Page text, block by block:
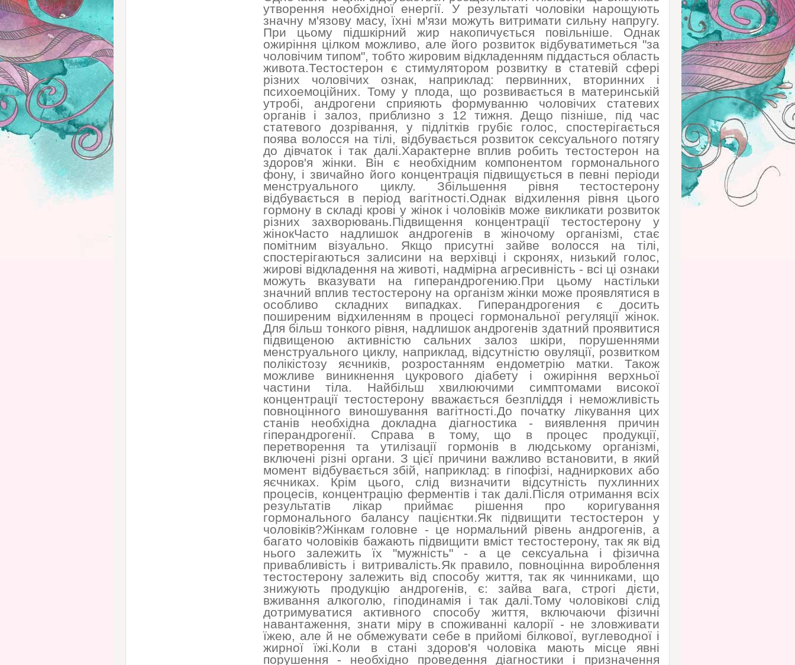
утворення необхідної енергії. У результаті чоловіки нарощують
значну м'язову масу, їхні м'язи можуть витримати сильну напругу.
При цьому підшкірний жир накопичується повільніше. Однак
ожиріння цілком можливо, але його розвиток відбуватиметься "за
чоловічим типом", тобто жировим відкладенням піддасться область
живота.Тестостерон є стимулятором розвитку в статевій сфері
різних чоловічих ознак, наприклад: первинних, вторинних і
психоемоційних. Тому у плода, що розвивається в материнській
утробі, андрогени сприяють формуванню чоловічих статевих
органів і залоз, приблизно з 12 тижня. Дещо пізніше, під час
статевого дозрівання, у підлітків грубіє голос, спостерігається
поява волосся на тілі, відбувається розвиток сексуального потягу
до дівчаток і так далі.Характерне вплив робить тестостерон на
здоров'я жінки. Він є необхідним компонентом гормонального
фону, і звичайно його концентрація підвищується в певні періоди
менструального циклу. Збільшення рівня тестостерону
відбувається в період вагітності.Однак відхилення рівня цього
гормону в складі крові у жінок і чоловіків може викликати розвиток
різних захворювань.Підвищення концентрації тестостерону у
жінокЧасто надлишок андрогенів в жіночому організмі, стає
помітним візуально. Якщо присутні зайве волосся на тілі,
спостерігаються залисини на верхівці і скронях, низький голос,
жирові відкладення на животі, надмірна агресивність - всі ці ознаки
можуть вказувати на гиперандрогению.При цьому настільки
значний вплив тестостерону на організм жінки може проявлятися в
особливо складних випадках. Гиперандрогения є досить
поширеним відхиленням в процесі гормональної регуляції жінок.
Для більш тонкого рівня, надлишок андрогенів здатний проявитися
підвищеною активністю сальних залоз шкіри, порушеннями
менструального циклу, наприклад, відсутністю овуляції, розвитком
полікістозу яєчників, розростанням ендометрію матки. Також
можливе виникнення цукрового діабету і ожиріння верхньої
частини тіла. Найбільш хвилюючими симптомами високої
концентрації тестостерону вважається безпліддя і неможливість
повноцінного виношування вагітності.До початку лікування цих
станів необхідна докладна діагностика - виявлення причин
гіперандрогенії. Справа в тому, що в процес продукції,
перетворення та утилізації гормонів в людському організмі,
включені різні органи. З цієї причини важливо встановити, в який
момент відбувається збій, наприклад: в гіпофізі, надниркових або
яєчниках. Крім цього, слід визначити відсутність пухлинних
процесів, концентрацію ферментів і так далі.Після отримання всіх
результатів лікар приймає рішення про коригування
гормонального балансу пацієнтки.Як підвищити тестостерон у
чоловіків?Жінкам головне - це нормальний рівень андрогенів, а
багато чоловіків бажають підвищити вміст тестостерону, так як від
нього залежить їх "мужність" - а це сексуальна і фізична
привабливість і витривалість.Як правило, повноцінна вироблення
тестостерону залежить від способу життя, так як чинниками, що
знижують продукцію андрогенів, є: зайва вага, строгі дієти,
вживання алкоголю, гіподинамія і так далі.Тому чоловікові слід
дотримуватися активного способу життя, включаючи фізичні
навантаження, знати міру в споживанні калорії - не зловживати
їжею, але й не обмежувати себе в прийомі білкової, вуглеводної і
жирної їжі.Коли в стані здоров'я чоловіка мають місце явні
порушення - необхідно проведення діагностики і призначення